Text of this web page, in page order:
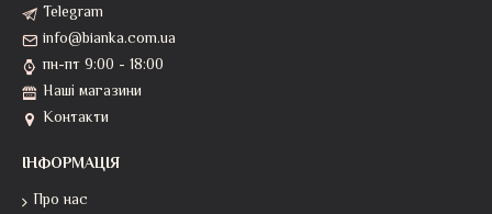
Telegram
info@bianka.com.ua
пн-пт 9:00 - 18:00
Наші магазини
Контакти
ІНФОРМАЦІЯ
Про нас